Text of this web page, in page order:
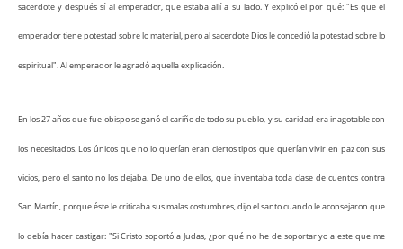
sacerdote y después sí al emperador, que estaba allí a su lado. Y explicó el por qué: "Es que el
emperador tiene potestad sobre lo material, pero al sacerdote Dios le concedió la potestad sobre lo
espiritual". Al emperador le agradó aquella explicación.
En los 27 años que fue obispo se ganó el cariño de todo su pueblo, y su caridad era inagotable con
los necesitados. Los únicos que no lo querían eran ciertos tipos que querían vivir en paz con sus
vicios, pero el santo no los dejaba. De uno de ellos, que inventaba toda clase de cuentos contra
San Martín, porque éste le criticaba sus malas costumbres, dijo el santo cuando le aconsejaron que
lo debía hacer castigar: "Si Cristo soportó a Judas, ¿por qué no he de soportar yo a este que me